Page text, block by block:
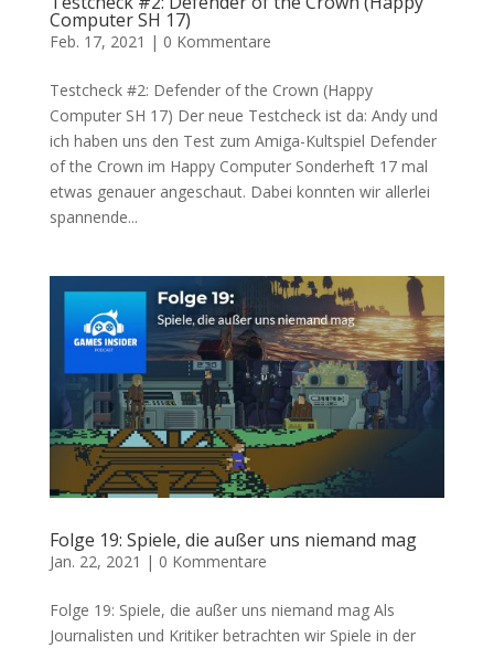
Computer SH 17)
Feb. 17, 2021 | 0 Kommentare
Testcheck #2: Defender of the Crown (Happy
Computer SH 17) Der neue Testcheck ist da: Andy und
ich haben uns den Test zum Amiga-Kultspiel Defender
of the Crown im Happy Computer Sonderheft 17 mal
etwas genauer angeschaut. Dabei konnten wir allerlei
spannende...
Folge 19: Spiele, die außer uns niemand mag
Jan. 22, 2021 | 0 Kommentare
Folge 19: Spiele, die außer uns niemand mag Als
Journalisten und Kritiker betrachten wir Spiele in der